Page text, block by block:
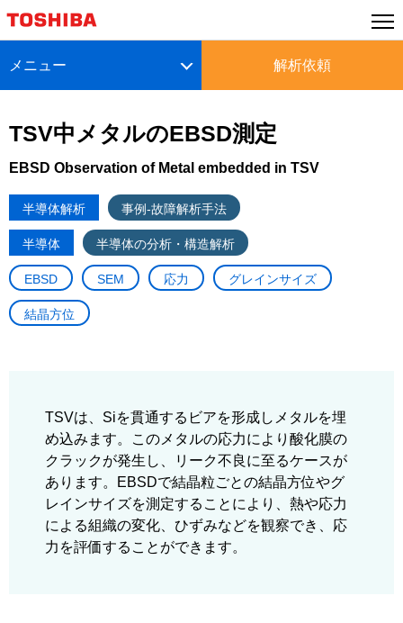
TSV中メタルのEBSD測定
EBSD Observation of Metal embedded in TSV
半導体解析 事例-故障解析手法
半導体 半導体の分析・構造解析
EBSD SEM 応力 グレインサイズ
結晶方位
TSVは、Siを貫通するビアを形成しメタルを埋
め込みます。このメタルの応力により酸化膜の
クラックが発生し、リーク不良に至るケースが
あります。EBSDで結晶粒ごとの結晶方位やグ
レインサイズを測定することにより、熱や応力
による組織の変化、ひずみなどを観察でき、応
力を評価することができます。
メニュー 解析依頼